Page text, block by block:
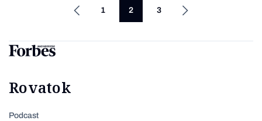
1 2 3
Rovatok
Podcast